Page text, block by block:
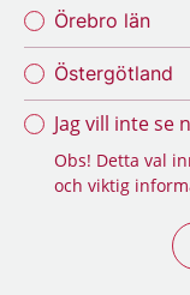
Örebro län
Östergötland
Jag vill inte se
Obs! Detta val
och viktig